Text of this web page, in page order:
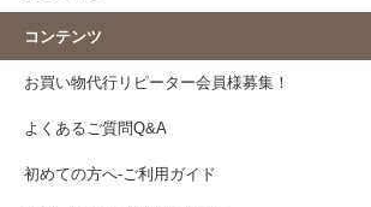
コンテンツ
お買い物代行リピーター会員様募集！
よくあるご質問Q&A
初めての方へ-ご利用ガイド